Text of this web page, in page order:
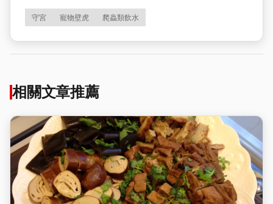
守宮 寵物壁虎 爬蟲類飲水
相關文章推薦